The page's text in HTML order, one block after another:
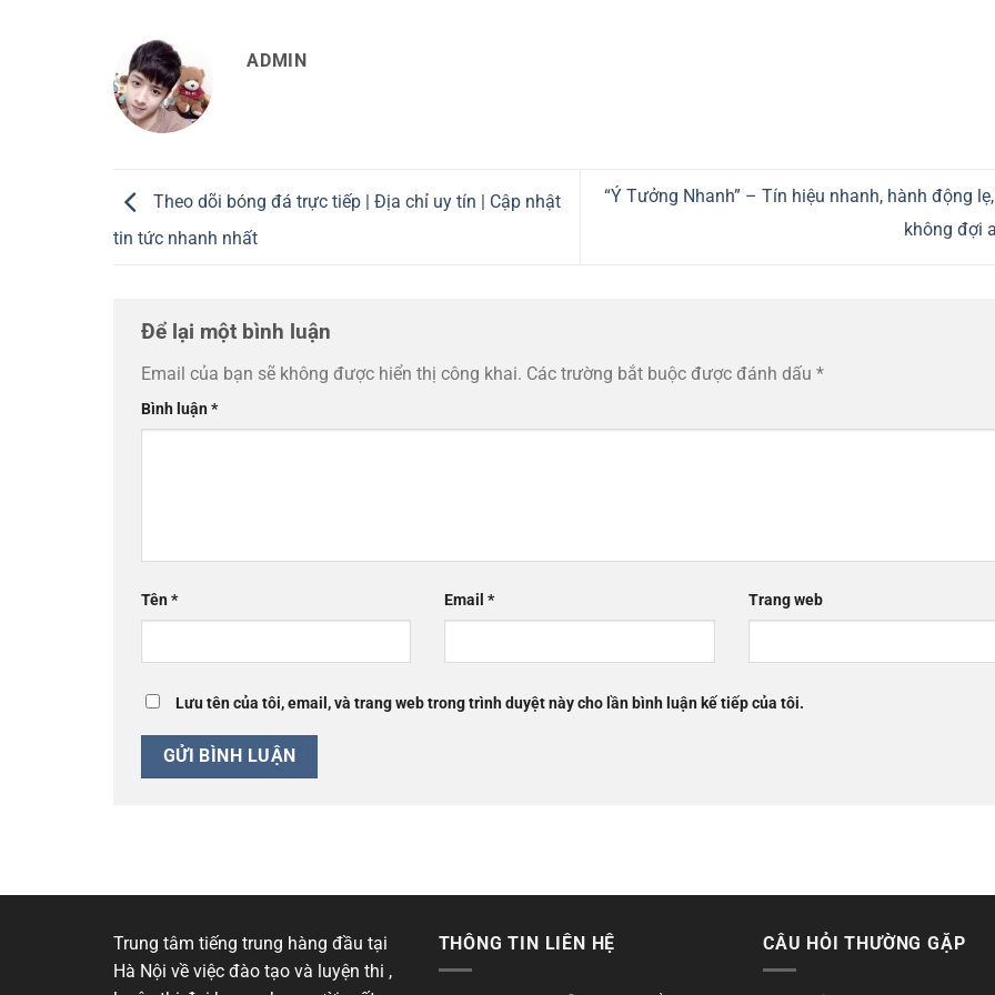
ADMIN
Theo dõi bóng đá trực tiếp | Địa chỉ uy tín | Cập nhật
tin tức nhanh nhất
“Ý Tưởng Nhanh” – Tín hiệu nhanh, hành động
không đợi
Để lại một bình luận
Email của bạn sẽ không được hiển thị công khai. Các trường bắt buộc được đánh dấu *
Bình luận*
Tên* Email* Trang web
Lưu tên của tôi, email, và trang web trong trình duyệt này cho lần bình luận kế tiếp của tôi.
Trung tâm tiếng trung hàng đầu tại
Hà Nội về việc đào tạo và luyện thi ,
THÔNG TIN LIÊN HỆ CÂU HỎI THƯỜNG GẶP